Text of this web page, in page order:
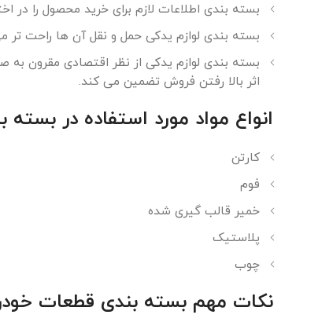
بسته بندی اطلاعات لازم برای خرید محصول را در
بسته بندی لوازم یدکی حمل و نقل آن ها راحت تر
بسته بندی لوازم یدکی از نظر اقتصادی مقرون به
اثر بالا رفتن فروش تضمین می کند.
انواع مواد مورد استفاده در
کارتن
فوم
خمیر قالب گیری شده
پلاستیک
چوب
نکات مهم بسته بندی قطعات